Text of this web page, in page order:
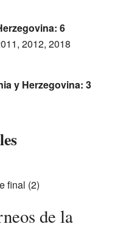
6
2012, 2018
y Herzegovina: 3
final (2)
de la